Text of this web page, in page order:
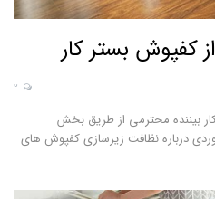
کفپوش بستر کار
بیننده محترمی از طریق بخش
درباره نظافت زیرسازی کفپوش های